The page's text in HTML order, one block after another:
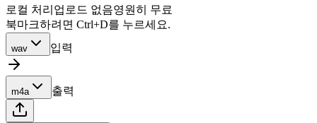
로컬 처리 업로드 없음영원히 무료
북마크하려면 Ctrl+D를 누르세요.
wav 입력
m4a 출력